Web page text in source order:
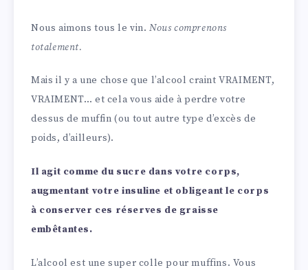
Nous aimons tous le vin. Nous comprenons
totalement.
Mais il y a une chose que l’alcool craint VRAIMENT,
VRAIMENT… et cela vous aide à perdre votre
dessus de muffin (ou tout autre type d’excès de
poids, d’ailleurs).
Il agit comme du sucre dans votre corps,
augmentant votre insuline et obligeant le corps
à conserver ces réserves de graisse
embêtantes.
L’alcool est une super colle pour muffins. Vous